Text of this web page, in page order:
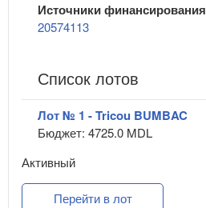
Источники финансирования
20574113
Список лотов
Лот № 1 - Tricou BUMBAC
Бюджет: 4725.0 MDL
Активный
Перейти в лот